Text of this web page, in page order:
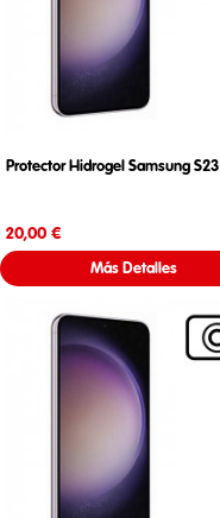
Protector Hidrogel Samsung S23
20,00 €
Más Detalles